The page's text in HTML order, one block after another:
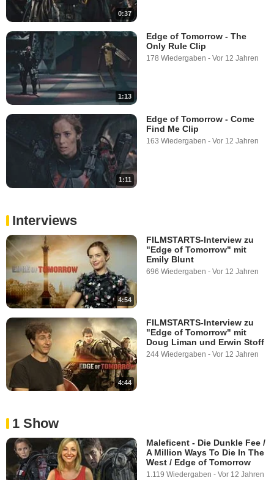
0:37
1:13
Edge of Tomorrow - The
Only Rule Clip
178 Wiedergaben - Vor 12 Jahren
1:11
Edge of Tomorrow - Come
Find Me Clip
163 Wiedergaben - Vor 12 Jahren
Interviews
4:54
FILMSTARTS-Interview zu
"Edge of Tomorrow" mit
Emily Blunt
696 Wiedergaben - Vor 12 Jahren
4:44
FILMSTARTS-Interview zu
"Edge of Tomorrow" mit
Doug Liman und Erwin Stoff
244 Wiedergaben - Vor 12 Jahren
1 Show
Maleficent - Die Dunkle Fee /
A Million Ways To Die In The
West / Edge of Tomorrow
1.119 Wiedergaben - Vor 12 Jahren